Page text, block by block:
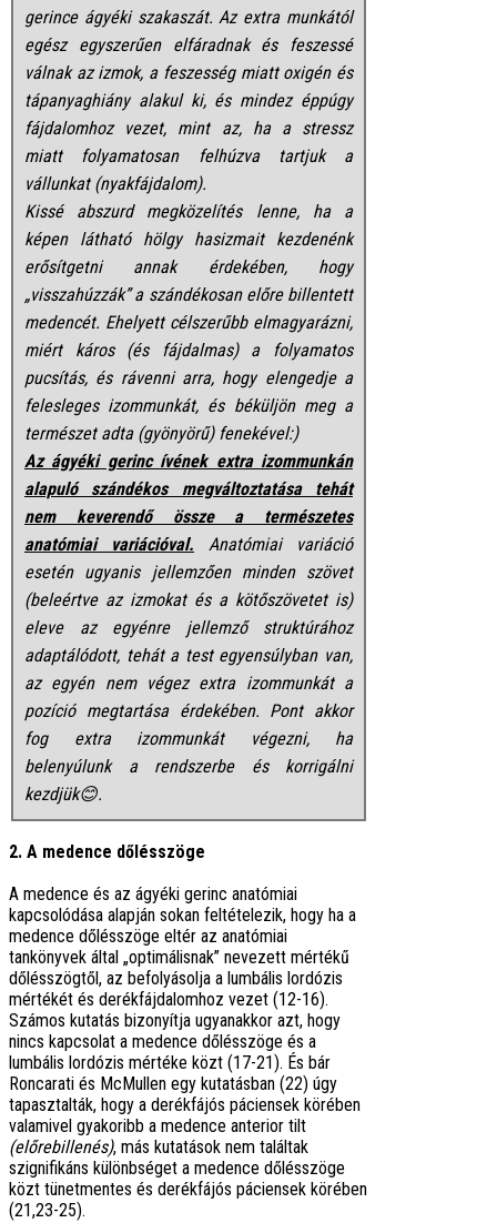
gerince ágyéki szakaszát. Az extra munkától
egész egyszerűen elfáradnak és feszessé
válnak az izmok, a feszesség miatt oxigén és
tápanyaghiány alakul ki, és mindez éppúgy
fájdalomhoz vezet, mint az, ha a stressz
miatt folyamatosan felhúzva tartjuk a
vállunkat (nyakfájdalom).
Kissé abszurd megközelítés lenne, ha a
képen látható hölgy hasizmait kezdenénk
erősítgetni annak érdekében, hogy
„visszahúzzák” a szándékosan előre billentett
medencét. Ehelyett célszerűbb elmagyarázni,
miért káros (és fájdalmas) a folyamatos
pucsítás, és rávenni arra, hogy elengedje a
felesleges izommunkát, és béküljön meg a
természet adta (gyönyörű) fenekével:)
Az ágyéki gerinc ívének extra izommunkán
alapuló szándékos megváltoztatása tehát
nem keverendő össze a természetes
anatómiai variációval. Anatómiai variáció
esetén ugyanis jellemzően minden szövet
(beleértve az izmokat és a kötőszövetet is)
eleve az egyénre jellemző struktúrához
adaptálódott, tehát a test egyensúlyban van,
az egyén nem végez extra izommunkát a
pozíció megtartása érdekében. Pont akkor
fog extra izommunkát végezni, ha
belenyúlunk a rendszerbe és korrigálni
kezdjük😊.
2. A medence dőlésszöge
A medence és az ágyéki gerinc anatómiai
kapcsolódása alapján sokan feltételezik, hogy ha a
medence dőlésszöge eltér az anatómiai
tankönyvek által „optimálisnak” nevezett mértékű
dőlésszögtől, az befolyásolja a lumbális lordózis
mértékét és derékfájdalomhoz vezet (12-16).
Számos kutatás bizonyítja ugyanakkor azt, hogy
nincs kapcsolat a medence dőlésszöge és a
lumbális lordózis mértéke közt (17-21). És bár
Roncarati és McMullen egy kutatásban (22) úgy
tapasztalták, hogy a derékfájós páciensek körében
valamivel gyakoribb a medence anterior tilt
(előrebillenés), más kutatások nem találtak
szignifikáns különbséget a medence dőlésszöge
közt tünetmentes és derékfájós páciensek körében
(21,23-25).